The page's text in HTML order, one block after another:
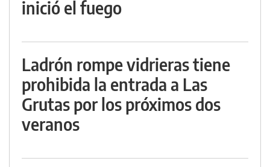
inició el fuego
Ladrón rompe vidrieras tiene
prohibida la entrada a Las
Grutas por los próximos dos
veranos